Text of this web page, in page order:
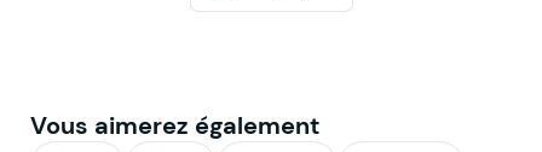
Vous aimerez également